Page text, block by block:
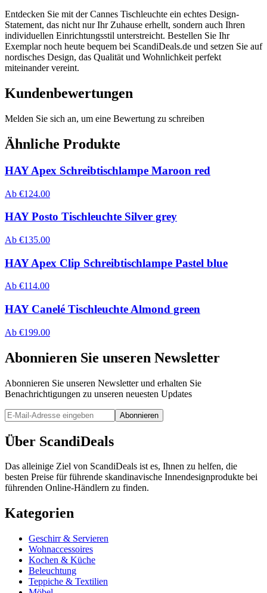
Entdecken Sie mit der Cannes Tischleuchte ein echtes Design-
Statement, das nicht nur Ihr Zuhause erhellt, sondern auch Ihren
individuellen Einrichtungsstil unterstreicht. Bestellen Sie Ihr
Exemplar noch heute bequem bei ScandiDeals.de und setzen Sie auf
nordisches Design, das Qualität und Wohnlichkeit perfekt
miteinander vereint.
Kundenbewertungen
Melden Sie sich an, um eine Bewertung zu schreiben
Ähnliche Produkte
HAY Apex Schreibtischlampe Maroon red
Ab €124.00
HAY Posto Tischleuchte Silver grey
Ab €135.00
HAY Apex Clip Schreibtischlampe Pastel blue
Ab €114.00
HAY Canelé Tischleuchte Almond green
Ab €199.00
Abonnieren Sie unseren Newsletter
Abonnieren Sie unseren Newsletter und erhalten Sie
Benachrichtigungen zu unseren neuesten Updates
Abonnieren
Über ScandiDeals
Das alleinige Ziel von ScandiDeals ist es, Ihnen zu helfen, die
besten Preise für führende skandinavische Innendesignprodukte bei
führenden Online-Händlern zu finden.
Kategorien
Geschirr & Servieren
Wohnaccessoires
Kochen & Küche
Beleuchtung
Teppiche & Textilien